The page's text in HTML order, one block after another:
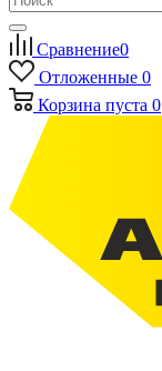
Сравнение0
Отложенные 0
Корзина пуста 0